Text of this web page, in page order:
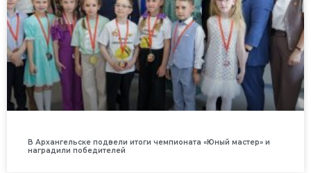
В Архангельске подвели итоги чемпионата «Юный мастер» и
наградили победителей